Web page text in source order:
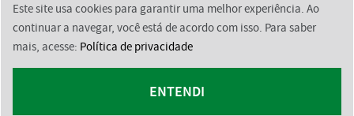
2026 © BsktBrasil
Contato
Equipe Responsável
Políticas de Privacidade
Sobre a WebGo Content
Este site usa cookies para garantir uma melhor experiência. Ao
continuar a navegar, você está de acordo com isso. Para saber
mais, acesse: Política de privacidade
ENTENDI